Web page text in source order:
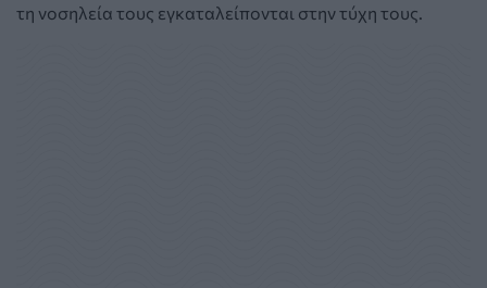
τη νοσηλεία τους εγκαταλείπονται στην τύχη τους.